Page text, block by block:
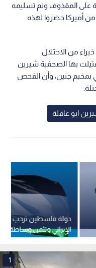
على المقذوف وتم تسليمه
أميركا حضروا لهذه
من الاحتلال
بها الصحفية شيرين
بمخيم جنين، وأن الفحص
ابو عاقلة
دولة فلسطين ترحب
الإيراني وتثمن وساطة
1